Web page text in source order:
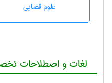
علوم قضایی
لغات و اصطلاحات